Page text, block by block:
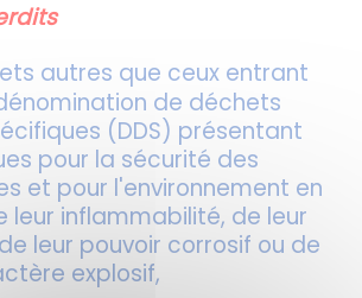
autres que ceux entrant
de déchets
(DDS) présentant
pour la sécurité des
et pour l'environnement en
leur inflammabilité, de leur
leur pouvoir corrosif ou de
explosif,